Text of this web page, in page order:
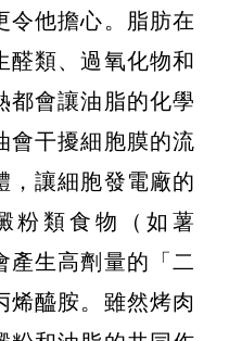
令他擔心。脂肪在
醛類、過氧化物和
都會讓油脂的化學
會干擾細胞膜的流
，讓細胞發電廠的
粉類食物（如薯
產生高劑量的「二
烯醯胺。雖然烤肉